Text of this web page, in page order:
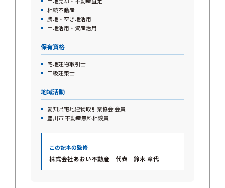
相続不動産
農地・空き地活用
土地活用・資産活用
保有資格
宅地建物取引士
二級建築士
地域活動
愛知県宅地建物取引業協会 会員
豊川市 不動産無料相談員
この記事の監修
株式会社あおい不動産 代表 鈴木 章代